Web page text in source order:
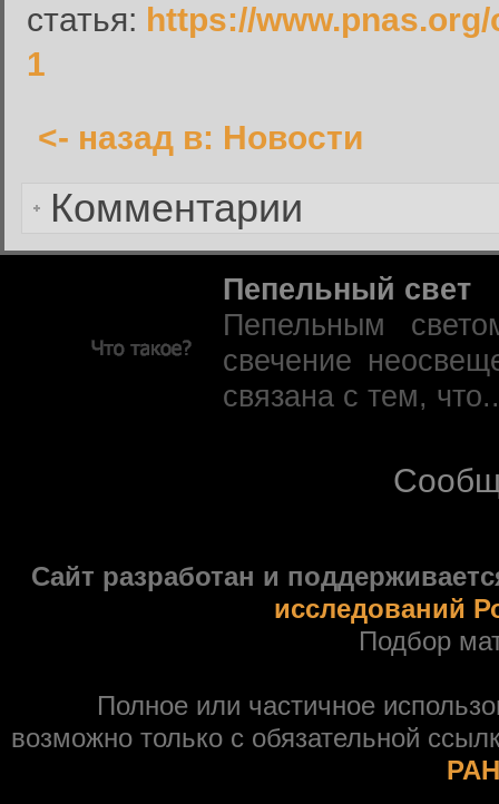
статья: https://
1
<- назад в: Новости
Комментарии
Забыли пароль?
Пепельный свет
Пепельным
свечение
связана с тем,
Сайт разработан и
исследований
Подбор
Полное или частичное
возможно только с обязательной